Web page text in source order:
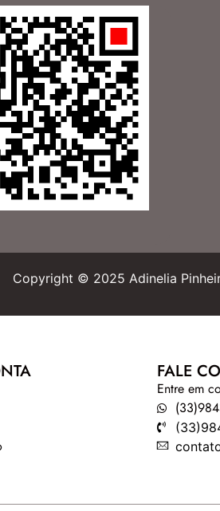
Copyright © 2025 Adinelia
FALE
Entre em